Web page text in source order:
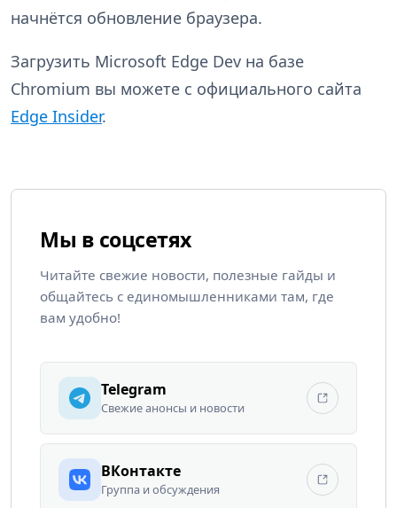
начнётся обновление браузера.
Загрузить Microsoft Edge Dev на базе
Chromium вы можете с официального сайта
Edge Insider.
Мы в соцсетях
Читайте свежие новости, полезные гайды и
общайтесь с единомышленниками там, где
вам удобно!
Telegram
Свежие анонсы и новости
ВКонтакте
Группа и обсуждения